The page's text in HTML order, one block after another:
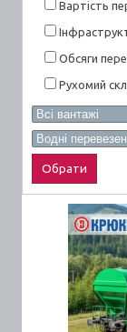
Вартiсть
Обсяги
Рухомий